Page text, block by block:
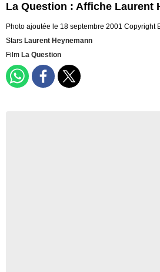
La Question : Affiche Laurent
Photo ajoutée le 18 septembre 2001 Copyright
Stars Laurent Heynemann
Film La Question